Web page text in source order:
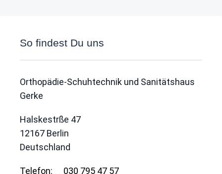
So findest Du uns
Orthopädie-Schuhtechnik und Sanitätshaus
Gerke
Halskestrße 47
12167 Berlin
Deutschland
Telefon: 030 795 47 57